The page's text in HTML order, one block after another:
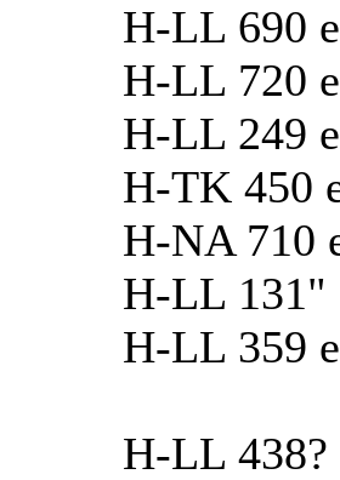
H-LL 690
H-LL 720
H-LL 249
H-TK 450
H-NA 710
H-LL 131"
H-LL 359
H-LL 438?